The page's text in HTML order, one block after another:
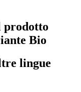
prodotto
Bio
lingue